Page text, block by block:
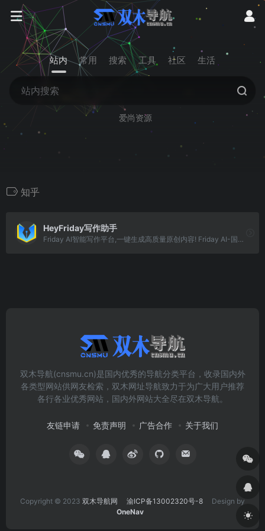
站内 常用 搜索 工具 社区 生活
爱尚资源
知乎
HeyFriday写作助手
Friday AI智能写作平台,一键生成高质量原创内容! Friday AI-国内顶尖算法模型,AI自动生成原创文章,60+丰富写作模板,十大写作场景全覆盖,支持改写,续写,扩写,搜索引擎优化,全场景媒体运营神器!
双木导航(cnsmu.cn)是国内优秀的导航分类平台，收录国内外
各类型网站供网友检索，双木网址导航致力于为广大用户推荐
各行各业优秀网站，国内外网站大全尽在双木导航。
友链申请 免责声明 广告合作 关于我们
Copyright © 2023 双木导航网 渝ICP备13002320号-8 Design by
OneNav